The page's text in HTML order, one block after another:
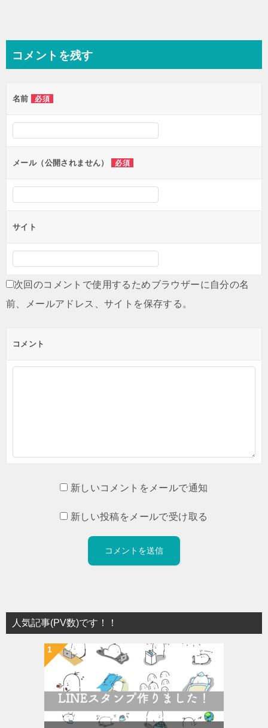
シ
ョ
コメントを残す
名前 必須
メール（公開されません） 必須
サイト
次回のコメントで使用するためブラウザーに自分の名
前、メールアドレス、サイトを保存する。
コメント
新しいコメントをメールで通知
新しい投稿をメールで受け取る
人気記事(PV数)です！！